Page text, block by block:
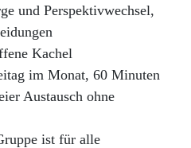
und Perspektivwechsel,
Kachel
im Monat, 60 Minuten
Austausch ohne
ist für alle